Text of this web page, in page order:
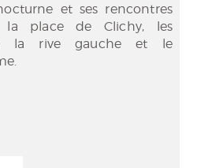
et ses rencontres
la place de Clichy, les
la rive gauche et le